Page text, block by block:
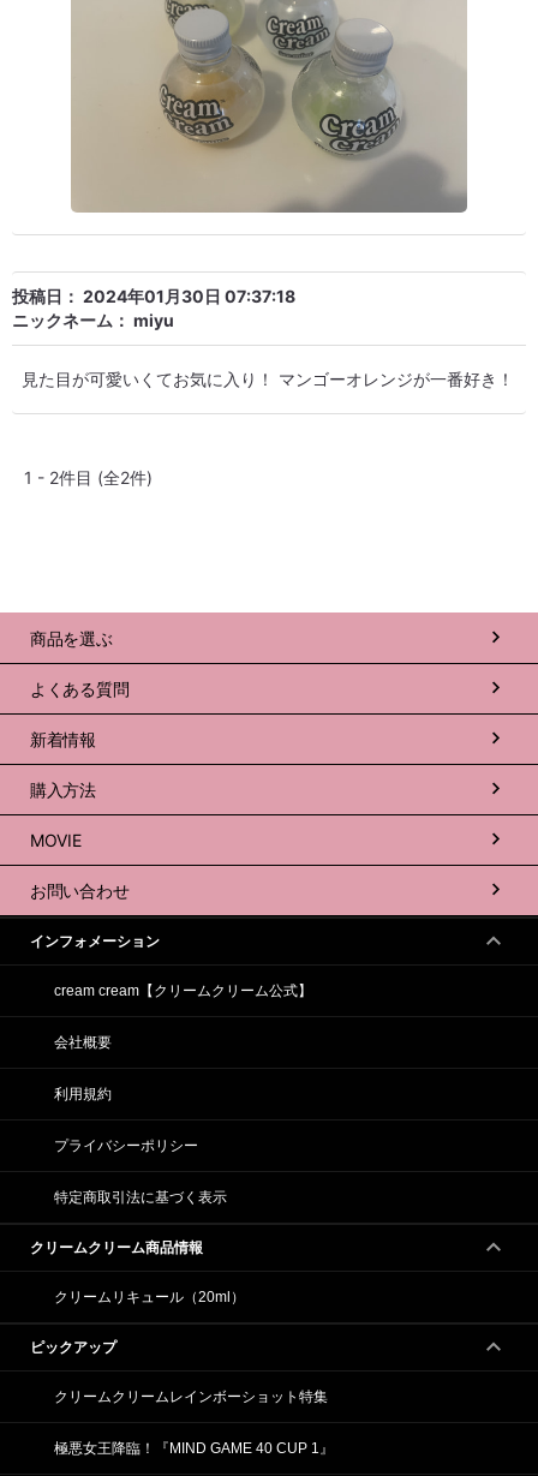
投稿日： 2024年01月30日 07:37:18
ニックネーム： miyu
見た目が可愛いくてお気に入り！ マンゴーオレンジが一番好き！
1 - 2件目 (全2件)
商品を選ぶ
よくある質問
新着情報
購入方法
MOVIE
お問い合わせ
インフォメーション
cream cream【クリームクリーム公式】
会社概要
利用規約
プライバシーポリシー
特定商取引法に基づく表示
クリームクリーム商品情報
クリームリキュール（20ml）
ピックアップ
クリームクリームレインボーショット特集
極悪女王降臨！『MIND GAME 40 CUP 1』